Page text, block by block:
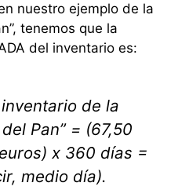
nuestro ejemplo de la
tenemos que la
del inventario es:
de la
Pan” = (67,50
x 360 días =
medio día).